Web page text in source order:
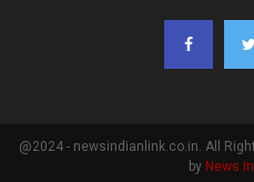
@2024 - newsindianlink.co.in. All
by News